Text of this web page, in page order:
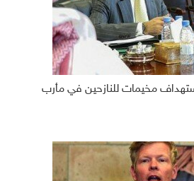
مخيمات للنازحين في مأرب